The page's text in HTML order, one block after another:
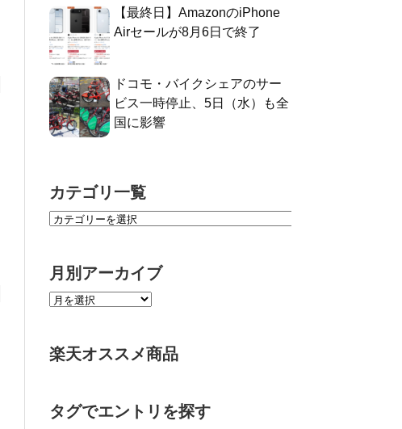
【最終日】AmazonのiPhone
Airセールが8月6日で終了
ドコモ・バイクシェアのサー
ビス一時停止、5日（水）も全
国に影響
カテゴリ一覧
月別アーカイブ
楽天オススメ商品
タグでエントリを探す